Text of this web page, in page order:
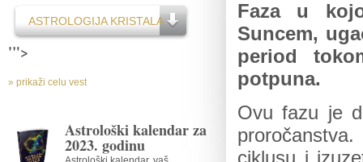
ASTROLOGIJA KRISTALA
'">
» prikaži celu vest
Astrološki kalendar za
2023. godinu
Faza u
Suncem,
period
potpuna.
Ovu fazu je